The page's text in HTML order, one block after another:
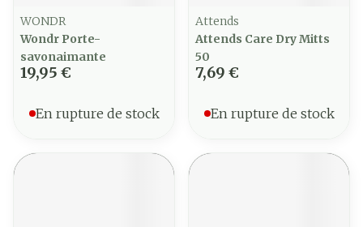
WONDR
Wondr Porte-
savonaimante
19,95 €
En rupture de stock
Attends
Attends Care Dry Mitts
50
7,69 €
En rupture de stock